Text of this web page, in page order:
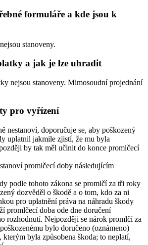
formuláře a kde jsou k
stanoveny.
a jak je lze uhradit
nejsou stanoveny. Mimosoudní projednání
pro vyřízení
nestanoví, doporučuje se, aby poškozený
uplatnil jakmile zjistí, že mu byla
by tak měl učinit do konce promlčecí
promlčecí doby následujícím
podle tohoto zákona se promlčí za tři roky
dozvěděl o škodě a o tom, kdo za ni
pro uplatnění práva na náhradu škody
promlčecí doba ode dne doručení
rozhodnutí. Nejpozději se nárok promlčí za
bylo doručeno (oznámeno)
kterým byla způsobena škoda; to neplatí,